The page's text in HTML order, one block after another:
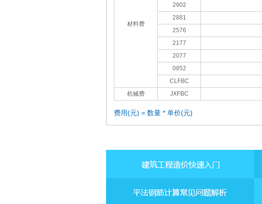
材料费
2902
2881
2576
2177
2077
0852
CLFBC
机械费
JXFBC
费用(元) = 数量 * 单价(元)